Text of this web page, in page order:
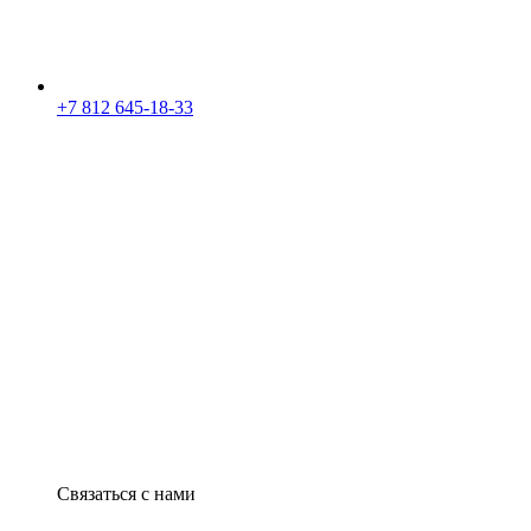
+7 812 645-18-33
Связаться с нами